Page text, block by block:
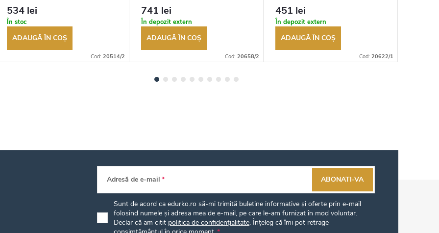
returnarea bunurilor. Vânzător
autorizat
534 lei
În stoc
ADAUGĂ ÎN COŞ
Cod: 20514/2
returnarea bunurilor. Vânzător
autorizat
741 lei
În depozit extern
ADAUGĂ ÎN COŞ
Cod: 20658/2
returnarea bunurilor. Vânzător
autorizat
451 lei
În depozit extern
ADAUGĂ ÎN COŞ
Cod: 20622/1
Adresă de e-mail
Sunt de acord ca edurko.ro să-mi trimită buletine informative și oferte prin e-mail
folosind numele și adresa mea de e-mail, pe care le-am furnizat în mod voluntar.
Declar că am citit politica de confidențialitate. Înțeleg că îmi pot retrage
ABONATI-VA